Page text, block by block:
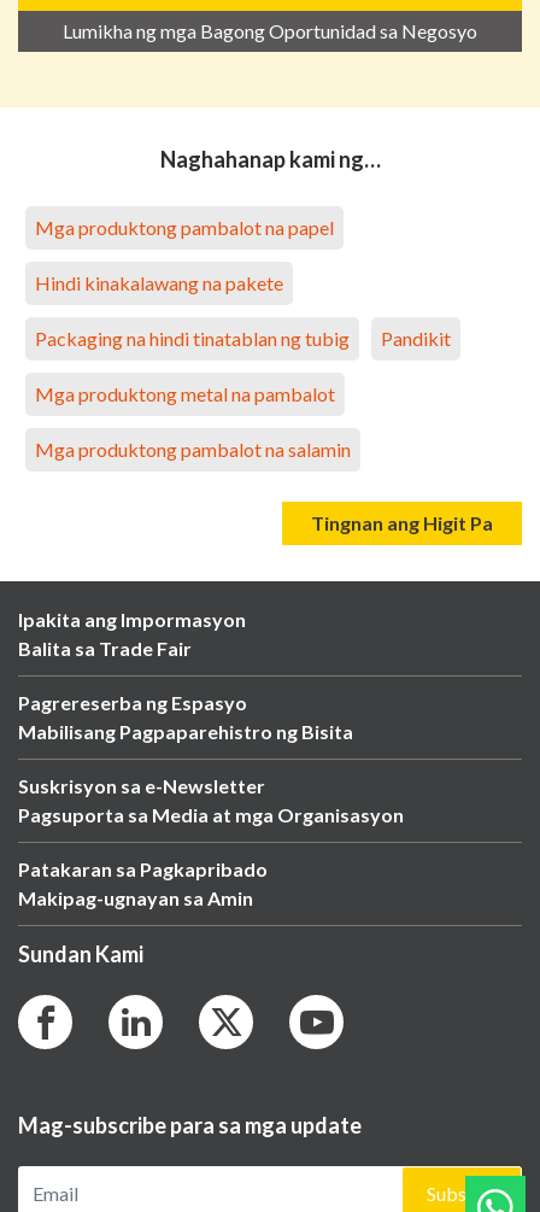
Lumikha ng mga Bagong Oportunidad sa Negosyo
Naghahanap kami ng…
Mga produktong pambalot na papel
Hindi kinakalawang na pakete
Packaging na hindi tinatablan ng tubig Pandikit
Mga produktong metal na pambalot
Mga produktong pambalot na salamin
Tingnan ang Higit Pa
Ipakita ang Impormasyon
Balita sa Trade Fair
Pagrereserba ng Espasyo
Mabilisang Pagpaparehistro ng Bisita
Suskrisyon sa e-Newsletter
Pagsuporta sa Media at mga Organisasyon
Patakaran sa Pagkapribado
Makipag-ugnayan sa Amin
Sundan Kami
Mag-subscribe para sa mga update
Subscribe